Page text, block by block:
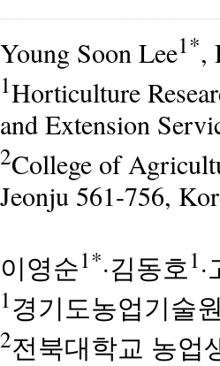
Young Soon Lee1*,
1Horticulture
and Extension
2College of
Jeonju 561-756,
이영순1*·김동호1
1경기도농업기술
2전북대학교 농업